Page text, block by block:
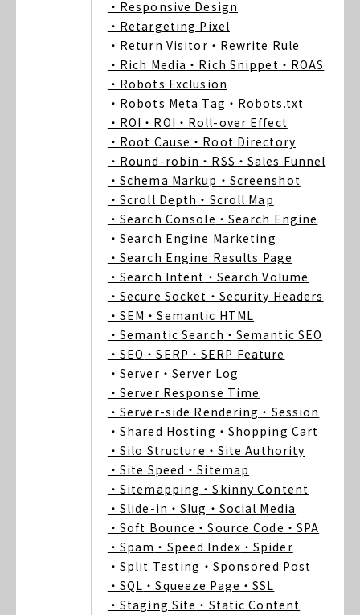
・Responsive Design
・Retargeting Pixel
・Return Visitor ・Rewrite Rule
・Rich Media ・Rich Snippet ・ROAS
・Robots Exclusion
・Robots Meta Tag ・Robots.txt
・ROI ・ROI ・Roll-over Effect
・Root Cause ・Root Directory
・Round-robin ・RSS ・Sales Funnel
・Schema Markup ・Screenshot
・Scroll Depth ・Scroll Map
・Search Console ・Search Engine
・Search Engine Marketing
・Search Engine Results Page
・Search Intent ・Search Volume
・Secure Socket ・Security Headers
・SEM ・Semantic HTML
・Semantic Search ・Semantic SEO
・SEO ・SERP ・SERP Feature
・Server ・Server Log
・Server Response Time
・Server-side Rendering ・Session
・Shared Hosting ・Shopping Cart
・Silo Structure ・Site Authority
・Site Speed ・Sitemap
・Sitemapping ・Skinny Content
・Slide-in ・Slug ・Social Media
・Soft Bounce ・Source Code ・SPA
・Spam ・Speed Index ・Spider
・Split Testing ・Sponsored Post
・SQL ・Squeeze Page ・SSL
・Staging Site ・Static Content